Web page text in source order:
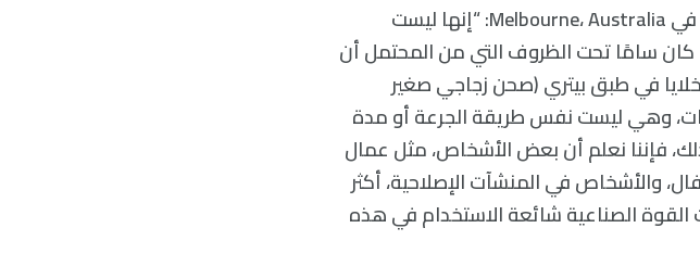
يقول الكيميائي البيئي Oliver Jonesمن جامعة RMIT في Melbourne، Australia: “إنها ليست
سامًا تحت الظروف التي من المحتمل أن
في طبق بيتري (صحن زجاجي صغير
وهي ليست نفس طريقة الجرعة أو مدة
فإننا نعلم أن بعض الأشخاص، مثل عمال
والأشخاص في المنشآت الإصلاحية، أكثر
القوة الصناعية شائعة الاستخدام في هذه